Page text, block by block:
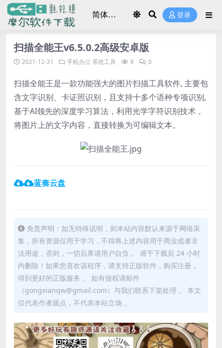
登录
扫描全能王v6.5.0.2高级安卓版
2021-12-31 手机办公 系统工具 8 0
扫描全能王是一款功能强大的图片扫描工具软件, 主要包
含文字识别、卡证照识别，且支持十多个语种专项识别,
基于AI领先的深度学习算法，利用光学字符识别技术，
将图片上的文字内容，直接转换为可编辑文本。
蓝奏云盘
免责声明：如无特殊说明，则本站内容默认来源于网络采
集，所有资源仅用于学习，不得将上述内容用于商业或者非
法用途，否则，一切后果请用户自负 。 请于下载后 24 小时
内删除！如果您喜欢该程序，请支持正版软件，购买注册，
得到更好的正版服务 。 如有侵权请邮件
（gongxianqw@gmail.com）与我们联系下架处理 。 本文
仅代表作者观点，不代表本站立场 。